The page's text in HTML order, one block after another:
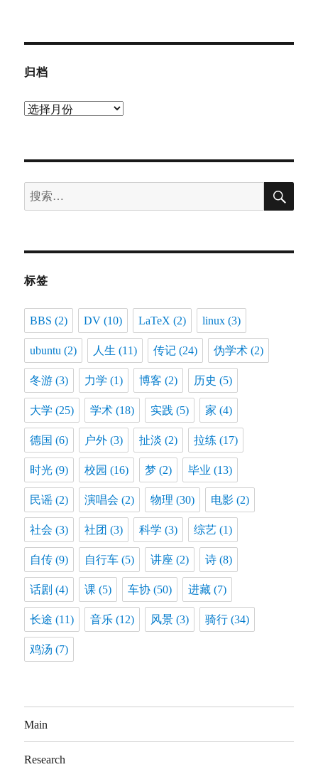
归档
归
搜
索：
搜
标签
BBS (2) DV (10) LaTeX (2) linux (3)
ubuntu (2) 人生 (11) 传记 (24) 伪学术 (2)
冬游 (3) 力学 (1) 博客 (2) 历史 (5)
大学 (25) 学术 (18) 实践 (5) 家 (4)
德国 (6) 户外 (3) 扯淡 (2) 拉练 (17)
时光 (9) 校园 (16) 梦 (2) 毕业 (13)
民谣 (2) 演唱会 (2) 物理 (30) 电影 (2)
社会 (3) 社团 (3) 科学 (3) 综艺 (1)
自传 (9) 自行车 (5) 讲座 (2) 诗 (8)
话剧 (4) 课 (5) 车协 (50) 进藏 (7)
长途 (11) 音乐 (12) 风景 (3) 骑行 (34)
鸡汤 (7)
Main
Research